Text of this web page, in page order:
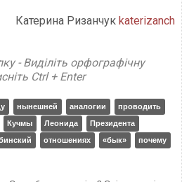
Катерина Ризанчукkaterizanch
- Виділіть орфографічну
Ctrl + Enter
нынешней аналогии
проводить
Кучмы Леонида
Президента
отношениях «бык»
почему